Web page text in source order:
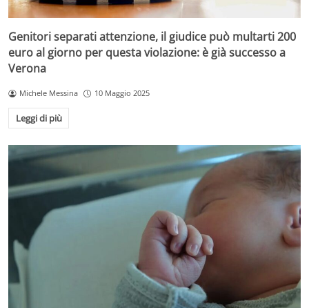
Genitori separati attenzione, il giudice può multarti 200
euro al giorno per questa violazione: è già successo a
Verona
Michele Messina 10 Maggio 2025
Leggi di più